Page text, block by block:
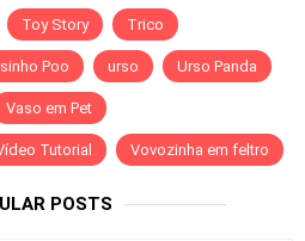
Toy Story Trico
Poo urso Urso Panda
Vaso em Pet
Tutorial Vovozinha em feltro
POSTS